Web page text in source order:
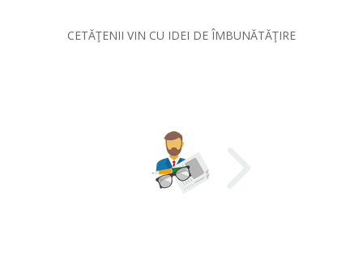
CETĂŢENII VIN CU IDEI DE ÎMBUNĂTĂŢIRE